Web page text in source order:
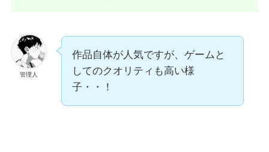
管理人
作品自体が人気ですが、ゲームと
してのクオリティも高い様
子・・！